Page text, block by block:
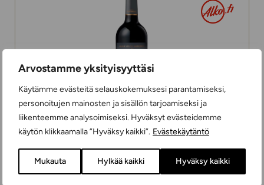
Arvostamme yksityisyyttäsi
Käytämme evästeitä selauskokemuksesi parantamiseksi,
personoitujen mainosten ja sisällön tarjoamiseksi ja
liikenteemme analysoimiseksi. Hyväksyt evästeidemme
käytön klikkaamalla ”Hyväksy kaikki”. Evästekäytäntö
Mukauta Hylkää kaikki Hyväksy kaikki
Chateau Puybarbe Le Roc
PUNAVIINIT
75 cl
RANSKA